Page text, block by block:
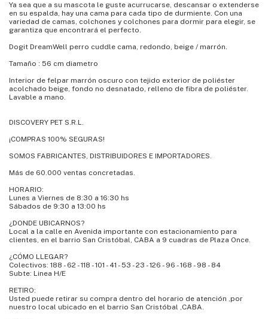
Ya sea que a su mascota le guste acurrucarse, descansar o extenderse
en su espalda, hay una cama para cada tipo de durmiente. Con una
variedad de camas, colchones y colchones para dormir para elegir, se
garantiza que encontrará el perfecto.
Dogit DreamWell perro cuddle cama, redondo, beige / marrón.
Tamaño : 56 cm diametro
Interior de felpar marrón oscuro con tejido exterior de poliéster
acolchado beige, fondo no desnatado, relleno de fibra de poliéster.
Lavable a mano.
DISCOVERY PET S.R.L.
¡COMPRAS 100% SEGURAS!
SOMOS FABRICANTES, DISTRIBUIDORES E IMPORTADORES.
Más de 60.000 ventas concretadas.
HORARIO:
Lunes a Viernes de 8:30 a 16:30 hs
Sábados de 9:30 a 13:00 hs
¿DONDE UBICARNOS?
Local a la calle en Avenida importante con estacionamiento para
clientes, en el barrio San Cristóbal, CABA a 9 cuadras de Plaza Once.
¿CÓMO LLEGAR?
Colectivos: 188 - 62 - 118 - 101 - 41 - 53 - 23 - 126 - 96 - 168 - 98 - 84
Subte: Linea H/E
RETIRO:
Usted puede retirar su compra dentro del horario de atención ,por
nuestro local ubicado en el barrio San Cristóbal ,CABA.